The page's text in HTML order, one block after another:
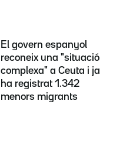
El govern espanyol
reconeix una "situació
complexa" a Ceuta i ja
ha registrat 1.342
menors migrants